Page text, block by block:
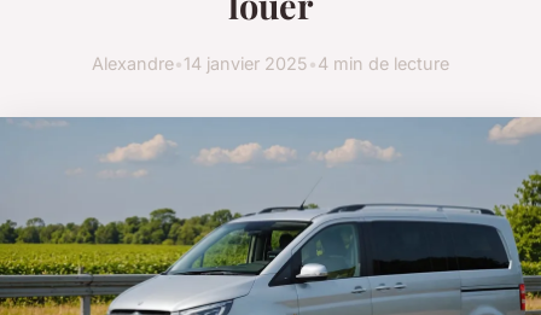
Alexandre•14 janvier 2025•4 min de lecture